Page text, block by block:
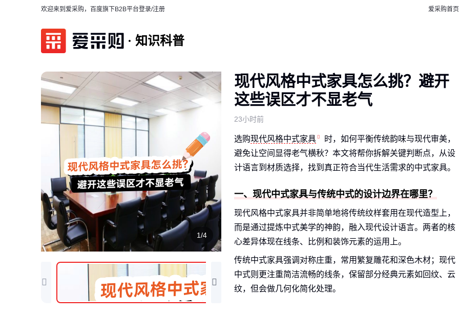
欢迎来到爱采购，百度旗下B2B平台登录/注册 爱采购首页
知识科普
1/4
现代风格中式家具怎么挑？避开
这些误区才不显老气
23小时前
选购现代风格中式家具
时，如何平衡传统韵味与现代审美，
避免让空间显得老气横秋？本文将帮你拆解关键判断点，从设
计语言到材质选择，找到真正符合当代生活需求的中式家具。
一、现代中式家具与传统中式的设计边界在哪里？
现代风格中式家具并非简单地将传统纹样套用在现代造型上，
而是通过提炼中式美学的神韵，融入现代设计语言。两者的核
心差异体现在线条、比例和装饰元素的运用上。
传统中式家具强调对称庄重，常用繁复雕花和深色木材；现代
中式则更注重简洁流畅的线条，保留部分经典元素如回纹、云
纹，但会做几何化简化处理。